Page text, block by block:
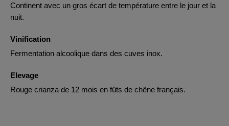
Continent avec un gros écart de température entre le jour et la
nuit.
Vinification
Fermentation alcoolique dans des cuves inox.
Elevage
Rouge crianza de 12 mois en fûts de chêne français.